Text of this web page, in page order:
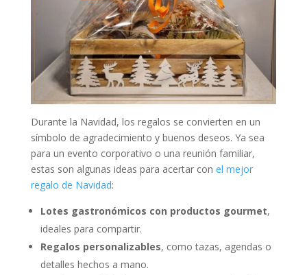
Durante la Navidad, los regalos se convierten en un
símbolo de agradecimiento y buenos deseos. Ya sea
para un evento corporativo o una reunión familiar,
estas son algunas ideas para acertar con el mejor
regalo de Navidad:
Lotes gastronómicos con productos gourmet,
ideales para compartir.
Regalos personalizables, como tazas, agendas o
detalles hechos a mano.